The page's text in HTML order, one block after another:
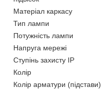
Матеріал каркасу
Тип лампи
Потужність лампи
Напруга мережі
Ступінь захисту IP
Колір
Колір арматури (підстави)